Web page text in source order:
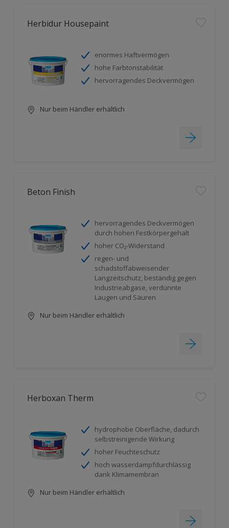
Herbidur Housepaint
enormes Haftvermögen
hohe Farbtonstabilität
hervorragendes Deckvermögen
Nur beim Händler erhältlich
Beton Finish
hervorragendes Deckvermögen
durch hohen Festkörpergehalt
hoher CO₂-Widerstand
regen- und
schadstoffabweisender
Langzeitschutz, beständig gegen
Industrieabgase, verdünnte
Laugen und Säuren
Nur beim Händler erhältlich
Herboxan Therm
hydrophobe Oberfläche, dadurch
selbstreinigende Wirkung
hoher Feuchteschutz
hoch wasserdampfdurchlässig
dank Klimamembran
Nur beim Händler erhältlich